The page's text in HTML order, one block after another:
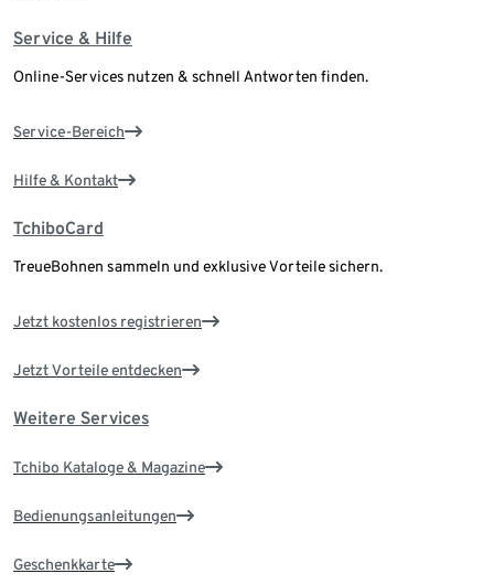
Service & Hilfe
Online-Services nutzen & schnell Antworten finden.
Service-Bereich
Hilfe & Kontakt
TchiboCard
TreueBohnen sammeln und exklusive Vorteile sichern.
Jetzt kostenlos registrieren
Jetzt Vorteile entdecken
Weitere Services
Tchibo Kataloge & Magazine
Bedienungsanleitungen
Geschenkkarte